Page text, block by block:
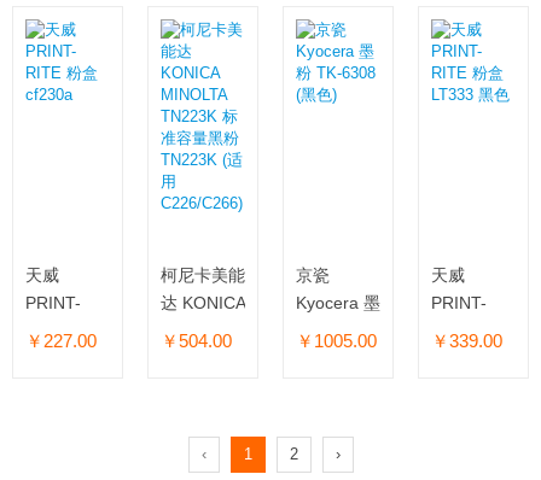
天威
PRINT-
RITE 粉盒
￥227.00
柯尼卡美能
达 KONICA
MINOLTA
(适用
C226/C266)
￥504.00
京瓷
Kyocera 墨
粉 TK-
￥1005.00
天威
PRINT-
RITE 粉盒
￥339.00
‹ 1 2 ›